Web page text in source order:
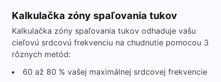
Kalkulačka zóny spaľovania tukov
Kalkulačka zóny spaľovania tukov odhaduje vašu
cieľovú srdcovú frekvenciu na chudnutie pomocou 3
rôznych metód:
60 až 80 % vašej maximálnej srdcovej frekvencie